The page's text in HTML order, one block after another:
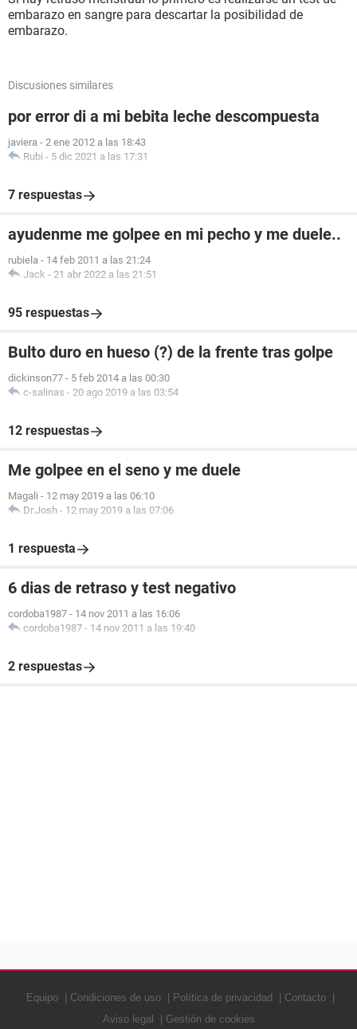
embarazo en sangre para descartar la posibilidad de
embarazo.
Discusiones similares
por error di a mi bebita leche descompuesta
javiera - 2 ene 2012 a las 18:43
Rubi - 5 dic 2021 a las 17:31
7 respuestas
ayudenme me golpee en mi pecho y me duele..
rubiela - 14 feb 2011 a las 21:24
Jack - 21 abr 2022 a las 21:51
95 respuestas
Bulto duro en hueso (?) de la frente tras golpe
dickinson77 - 5 feb 2014 a las 00:30
c-salinas - 20 ago 2019 a las 03:54
12 respuestas
Me golpee en el seno y me duele
Magali - 12 may 2019 a las 06:10
Dr.Josh - 12 may 2019 a las 07:06
1 respuesta
6 dias de retraso y test negativo
cordoba1987 - 14 nov 2011 a las 16:06
cordoba1987 - 14 nov 2011 a las 19:40
2 respuestas
Equipo Condiciones de uso Política de privacidad
Contacto
Aviso legal
Gestión de cookies